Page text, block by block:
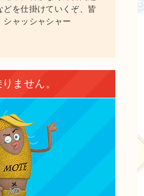
どを仕掛けていくぞ、皆
ャッシャシャー
ません。